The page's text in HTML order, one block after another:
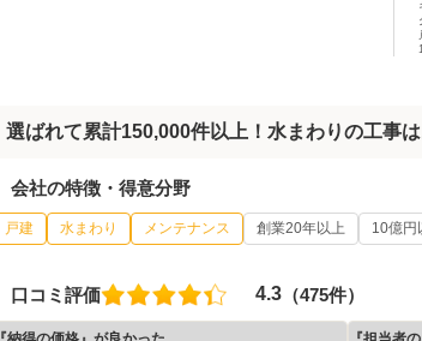
選ばれて累計150,000件以上！水まわりの工事
会社の特徴・得意分野
戸建 水まわり メンテナンス 創業20年以上 10億円
口コミ評価 4.3 （475件）